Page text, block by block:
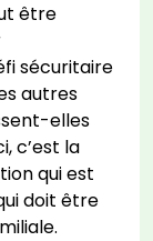
être
sécuritaire
autres
elles
c’est la
qui est
doit être